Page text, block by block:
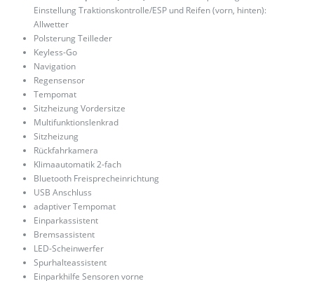
Einstellung Traktionskontrolle/ESP und Reifen (vorn, hinten):
Allwetter
Polsterung Teilleder
Keyless-Go
Navigation
Regensensor
Tempomat
Sitzheizung Vordersitze
Multifunktionslenkrad
Sitzheizung
Rückfahrkamera
Klimaautomatik 2-fach
Bluetooth Freisprecheinrichtung
USB Anschluss
adaptiver Tempomat
Einparkassistent
Bremsassistent
LED-Scheinwerfer
Spurhalteassistent
Einparkhilfe Sensoren vorne